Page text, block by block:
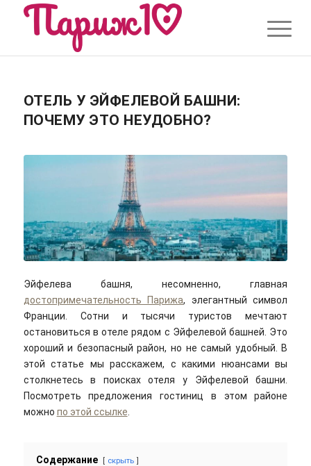
ОТЕЛЬ У ЭЙФЕЛЕВОЙ БАШНИ:
ПОЧЕМУ ЭТО НЕУДОБНО?
Эйфелева башня, несомненно, главная
достопримечательность Парижа, элегантный символ
Франции. Сотни и тысячи туристов мечтают
остановиться в отеле рядом с Эйфелевой башней. Это
хороший и безопасный район, но не самый удобный. В
этой статье мы расскажем, с какими нюансами вы
столкнетесь в поисках отеля у Эйфелевой башни.
Посмотреть предложения гостиниц в этом районе
можно по этой ссылке
Содержание скрыть